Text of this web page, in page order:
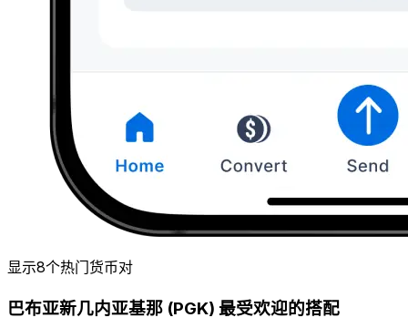
显示8个热门货币对
巴布亚新几内亚基那 (PGK) 最受欢迎的搭配